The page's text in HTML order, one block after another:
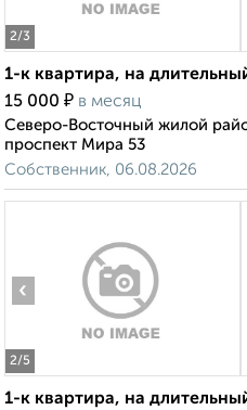
2/3
1-к квартира, на
15 000 ₽ в месяц
Северо-Восточный жилой
проспект Мира 53
Собственник, 06.08.2026
2/5
‹
1-к квартира, на